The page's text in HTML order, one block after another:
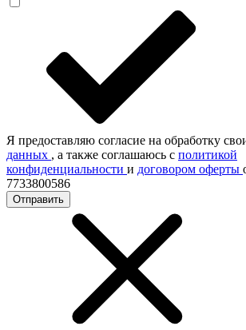
Я предоставляю согласие на обработку
данных , а также соглашаюсь с политикой
конфиденциальности и договором оферты
7733800586
Отправить